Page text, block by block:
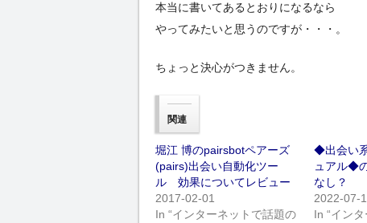
本当に書いてあるとおりになるなら
やってみたいと思うのですが・・・。
ちょっと決心がつきません。
関連
堀江 博のpairsbotペアーズ
(pairs)出会い自動化ツー
ル 効果についてレビュー
2017-02-01
In “インターネットで話題の
◆出会い
ュアル◆
なし？
2022-07-
In “イン